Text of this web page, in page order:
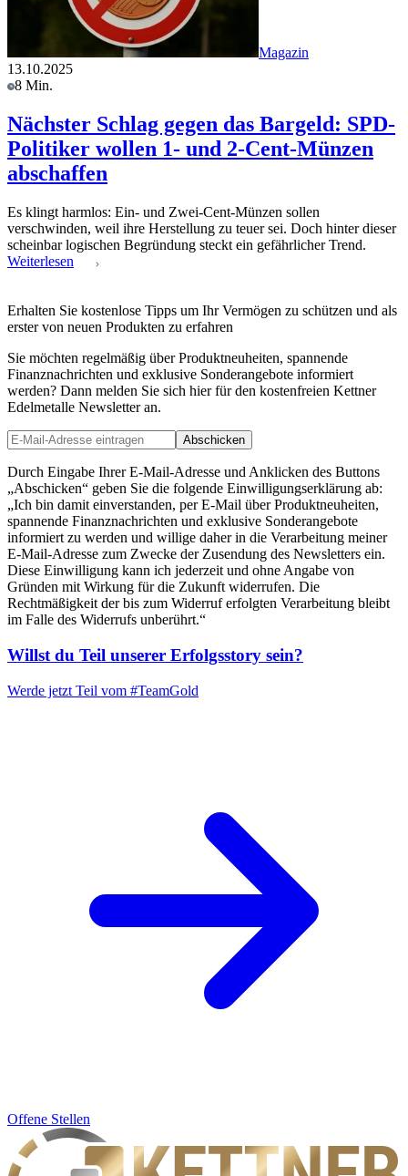
Magazin
13.10.2025
8 Min.
Nächster Schlag gegen das Bargeld: SPD-
Politiker wollen 1- und 2-Cent-Münzen
abschaffen
Es klingt harmlos: Ein- und Zwei-Cent-Münzen sollen
verschwinden, weil ihre Herstellung zu teuer sei. Doch hinter dieser
scheinbar logischen Begründung steckt ein gefährlicher Trend.
Weiterlesen
Erhalten Sie kostenlose Tipps um Ihr Vermögen zu schützen und als
erster von neuen Produkten zu erfahren
Sie möchten regelmäßig über Produktneuheiten, spannende
Finanznachrichten und exklusive Sonderangebote informiert
werden? Dann melden Sie sich hier für den kostenfreien Kettner
Edelmetalle Newsletter an.
Abschicken
Durch Eingabe Ihrer E-Mail-Adresse und Anklicken des Buttons
„Abschicken“ geben Sie die folgende Einwilligungserklärung ab:
„Ich bin damit einverstanden, per E-Mail über Produktneuheiten,
spannende Finanznachrichten und exklusive Sonderangebote
informiert zu werden und willige daher in die Verarbeitung meiner
E-Mail-Adresse zum Zwecke der Zusendung des Newsletters ein.
Diese Einwilligung kann ich jederzeit und ohne Angabe von
Gründen mit Wirkung für die Zukunft widerrufen. Die
Rechtmäßigkeit der bis zum Widerruf erfolgten Verarbeitung bleibt
im Falle des Widerrufs unberührt.“
Willst du Teil unserer Erfolgsstory sein?
Werde jetzt Teil vom #TeamGold
Offene Stellen